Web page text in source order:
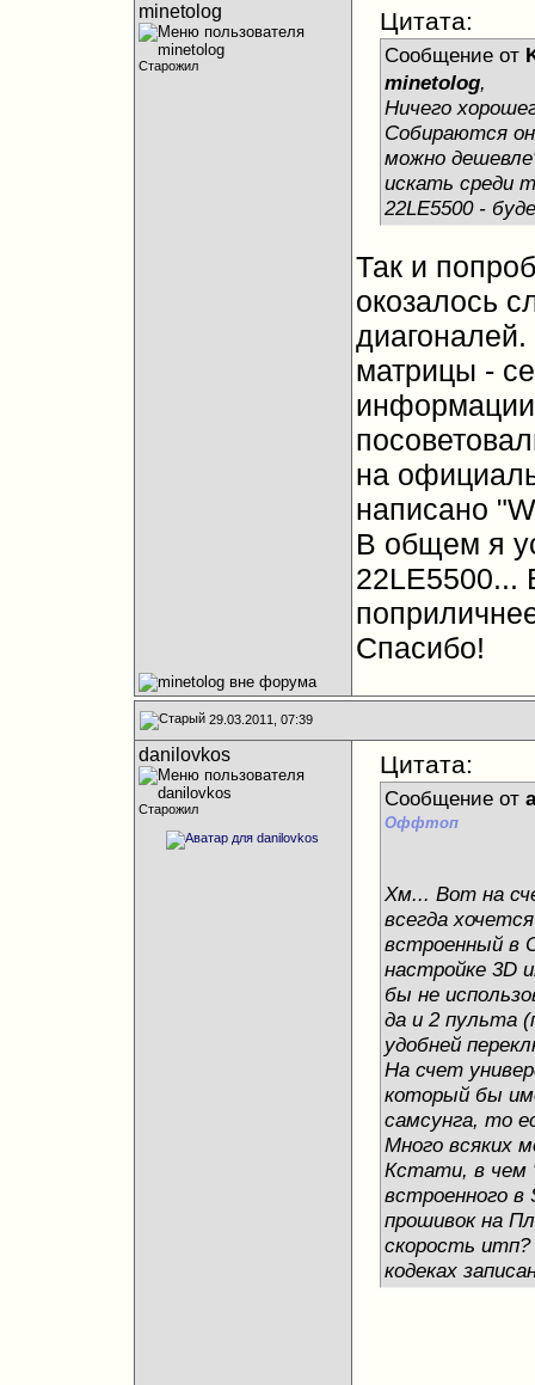
minetolog
Старожил
Цитата:
Сообщение от
minetolog,
Ничего
Собираются
можно
искать среди
22LE5500 -
Так и
окозалось
матрицы -
на
написано
В общем я
22LE5500...
Спасибо!
29.03.2011, 07:39
danilovkos
Старожил
Цитата:
Сообщение от
Оффтоп
Хм... Вот на
всегда
встроенный в
настройке 3D
бы не
да и 2 пульта
удобней
На счет
который бы
самсунга, то
Много всяких
Кстати, в чем
встроенного
прошивок на
скорость итп?
кодеках